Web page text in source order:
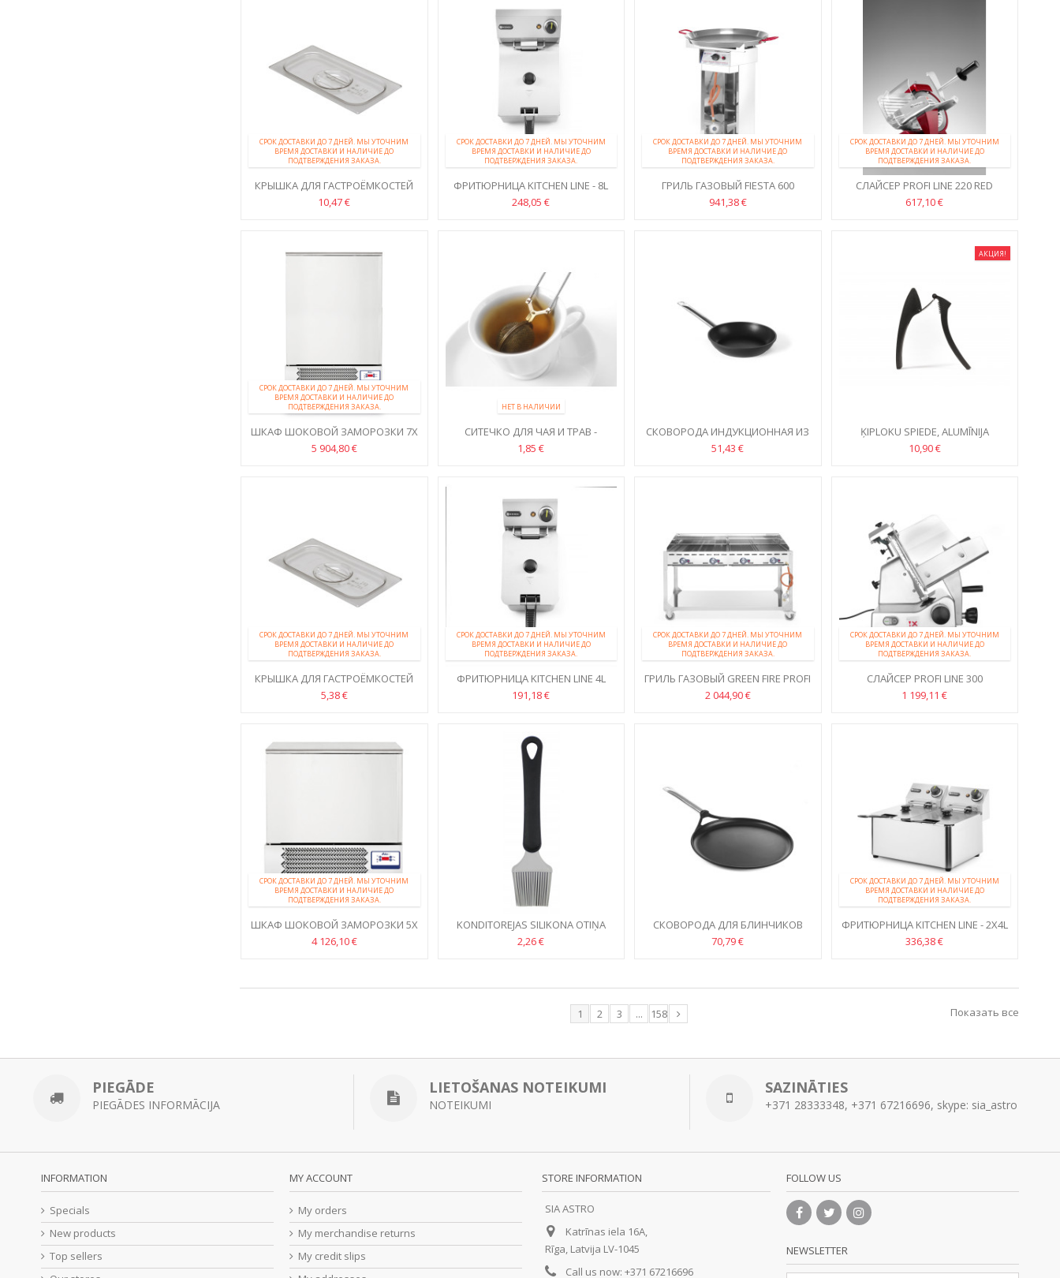
СРОК ДОСТАВКИ ДО 7 ДНЕЙ. МЫ УТОЧНИМ
ВРЕМЯ ДОСТАВКИ И НАЛИЧИЕ ДО
ПОДТВЕРЖДЕНИЯ ЗАКАЗА.
КРЫШКА ДЛЯ ГАСТРОЁМКОСТЕЙ
GN
10,47 €
СРОК ДОСТАВКИ ДО 7 ДНЕЙ. МЫ УТОЧНИМ
ВРЕМЯ ДОСТАВКИ И НАЛИЧИЕ ДО
ПОДТВЕРЖДЕНИЯ ЗАКАЗА.
ФРИТЮРНИЦА KITCHEN LINE - 8L
248,05 €
СРОК ДОСТАВКИ ДО 7 ДНЕЙ. МЫ УТОЧНИМ
ВРЕМЯ ДОСТАВКИ И НАЛИЧИЕ ДО
ПОДТВЕРЖДЕНИЯ ЗАКАЗА.
ГРИЛЬ ГАЗОВЫЙ FIESTA 600
941,38 €
СРОК ДОСТАВКИ ДО 7 ДНЕЙ. МЫ УТОЧНИМ
ВРЕМЯ ДОСТАВКИ И НАЛИЧИЕ ДО
ПОДТВЕРЖДЕНИЯ ЗАКАЗА.
СЛАЙСЕР PROFI LINE 220 RED
EDITION
617,10 €
СРОК ДОСТАВКИ ДО 7 ДНЕЙ. МЫ УТОЧНИМ
ВРЕМЯ ДОСТАВКИ И НАЛИЧИЕ ДО
ПОДТВЕРЖДЕНИЯ ЗАКАЗА.
ШКАФ ШОКОВОЙ ЗАМОРОЗКИ 7X
GN 1/1
5 904,80 €
НЕТ В НАЛИЧИИ
СИТЕЧКО ДЛЯ ЧАЯ И ТРАВ -
ЗАКРЫВАЮЩЕЕСЯ
1,85 €
СКОВОРОДА ИНДУКЦИОННАЯ ИЗ
АЛЮМИНИЕВОГО ЛИТЬЯ
51,43 €
АКЦИЯ!
ĶIPLOKU SPIEDE, ALUMĪNIJA
10,90 €
СРОК ДОСТАВКИ ДО 7 ДНЕЙ. МЫ УТОЧНИМ
ВРЕМЯ ДОСТАВКИ И НАЛИЧИЕ ДО
ПОДТВЕРЖДЕНИЯ ЗАКАЗА.
КРЫШКА ДЛЯ ГАСТРОЁМКОСТЕЙ
GN
5,38 €
СРОК ДОСТАВКИ ДО 7 ДНЕЙ. МЫ УТОЧНИМ
ВРЕМЯ ДОСТАВКИ И НАЛИЧИЕ ДО
ПОДТВЕРЖДЕНИЯ ЗАКАЗА.
ФРИТЮРНИЦА KITCHEN LINE 4L
191,18 €
СРОК ДОСТАВКИ ДО 7 ДНЕЙ. МЫ УТОЧНИМ
ВРЕМЯ ДОСТАВКИ И НАЛИЧИЕ ДО
ПОДТВЕРЖДЕНИЯ ЗАКАЗА.
ГРИЛЬ ГАЗОВЫЙ GREEN FIRE PROFI
LINE - 4 ГОРЕЛКИ
2 044,90 €
СРОК ДОСТАВКИ ДО 7 ДНЕЙ. МЫ УТОЧНИМ
ВРЕМЯ ДОСТАВКИ И НАЛИЧИЕ ДО
ПОДТВЕРЖДЕНИЯ ЗАКАЗА.
СЛАЙСЕР PROFI LINE 300
1 199,11 €
СРОК ДОСТАВКИ ДО 7 ДНЕЙ. МЫ УТОЧНИМ
ВРЕМЯ ДОСТАВКИ И НАЛИЧИЕ ДО
ПОДТВЕРЖДЕНИЯ ЗАКАЗА.
ШКАФ ШОКОВОЙ ЗАМОРОЗКИ 5X
GN 1/1
4 126,10 €
KONDITOREJAS SILIKONA OTIŅA
2,26 €
СКОВОРОДА ДЛЯ БЛИНЧИКОВ
TITANIUM PROFESSIONAL
70,79 €
СРОК ДОСТАВКИ ДО 7 ДНЕЙ. МЫ УТОЧНИМ
ВРЕМЯ ДОСТАВКИ И НАЛИЧИЕ ДО
ПОДТВЕРЖДЕНИЯ ЗАКАЗА.
ФРИТЮРНИЦА KITCHEN LINE - 2X4L
336,38 €
Показать все
1 2 3 ... 158
PIEGĀDE
PIEGĀDES INFORMĀCIJA
LIETOŠANAS NOTEIKUMI
NOTEIKUMI
SAZINĀTIES
+371 28333348, +371 67216696, skype: sia_astro
INFORMATION
Specials
New products
Top sellers
MY ACCOUNT
My orders
My merchandise returns
My credit slips
STORE INFORMATION
SIA ASTRO
Katrīnas iela 16A,
Rīga, Latvija LV-1045
Call us now: +371 67216696
FOLLOW US
NEWSLETTER